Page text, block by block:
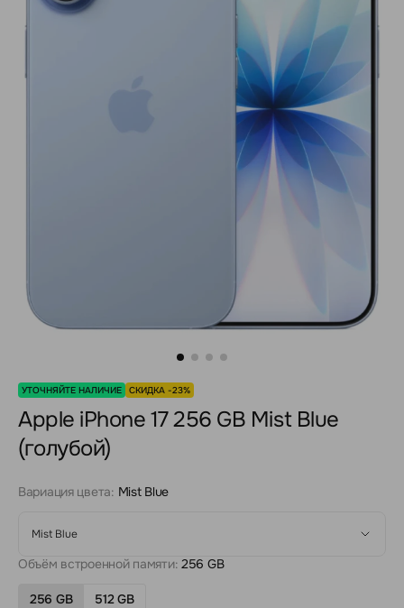
УТОЧНЯЙТЕ НАЛИЧИЕ СКИДКА -23%
Apple iPhone 17 256 GB Mist Blue
(голубой)
Вариация цвета: Mist Blue
Mist Blue
Объём встроенной памяти: 256 GB
256 GB 512 GB